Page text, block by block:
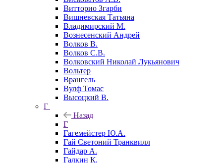
Витторио Згарби
Вишневская Татьяна
Владимирский М.
Вознесенский Андрей
Волков В.
Волков С.В.
Волковский Николай Лукьянович
Вольтер
Врангель
Вулф Томас
Высоцкий В.
Г
Назад
Г
Гагемейстер Ю.А.
Гай Светоний Транквилл
Гайдар А.
Галкин К.